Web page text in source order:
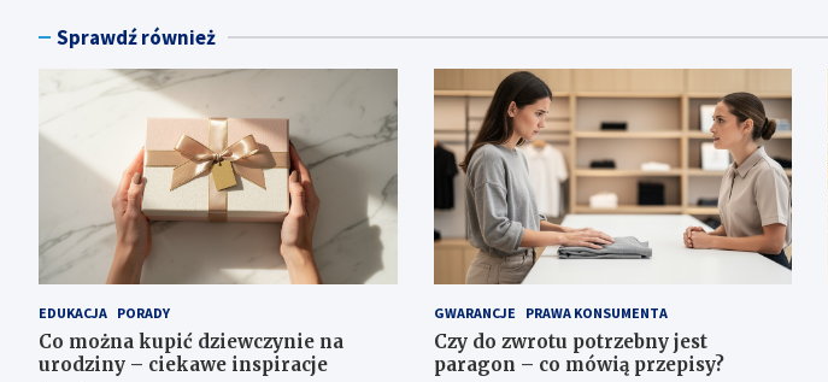
Sprawdź również
EDUKACJA PORADY
Co można kupić dziewczynie na
urodziny – ciekawe inspiracje
GWARANCJE PRAWA KONSUMENTA
Czy do zwrotu potrzebny jest
paragon – co mówią przepisy?